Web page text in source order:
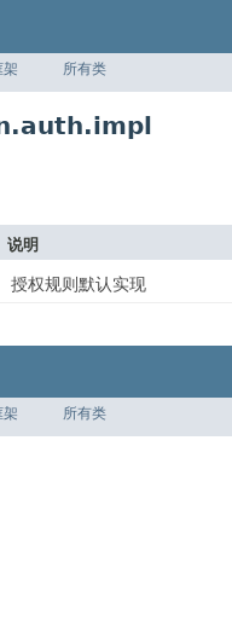
架 所有类
说明
授权规则默认实现
架 所有类